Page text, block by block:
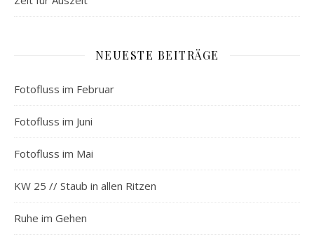
NEUESTE BEITRÄGE
Fotofluss im Februar
Fotofluss im Juni
Fotofluss im Mai
KW 25 // Staub in allen Ritzen
Ruhe im Gehen